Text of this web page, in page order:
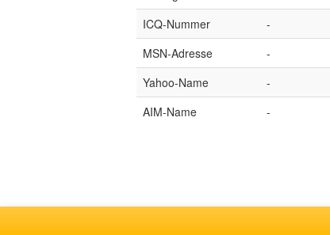
ICQ-Nummer
-
MSN-Adresse
-
Yahoo-Name
-
AIM-Name
-